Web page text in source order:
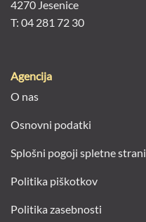
4270 Jesenice
T: 04 281 72 30
Agencija
O nas
Osnovni podatki
Splošni pogoji spletne strani
Politika piškotkov
Politika zasebnosti